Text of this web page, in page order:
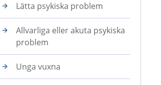
Lätta psykiska problem
Allvarliga eller akuta psykiska
problem
Unga vuxna